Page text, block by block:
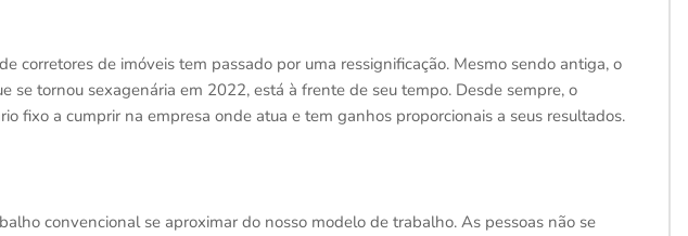
corretores de imóveis tem passado por uma ressignificação. Mesmo sendo antiga, o
se tornou sexagenária em 2022, está à frente de seu tempo. Desde sempre, o
fixo a cumprir na empresa onde atua e tem ganhos proporcionais a seus resultados.
convencional se aproximar do nosso modelo de trabalho. As pessoas não se